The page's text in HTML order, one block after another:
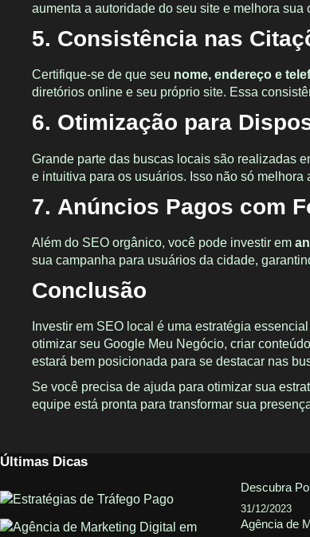
aumenta a autoridade do seu site e melhora
5. Consistência nas
Certifique-se de que seu nome, endereço e
diretórios online e seu próprio site. Essa
6. Otimização para
Grande parte das buscas locais são realizadas
e intuitiva para os usuários. Isso não só
7. Anúncios Pagos com
Além do SEO orgânico, você pode investir em
sua campanha para usuários da cidade,
Conclusão
Investir em SEO local é uma estratégia
otimizar seu Google Meu Negócio, criar
estará bem posicionada para se destacar nas
Se você precisa de ajuda para otimizar sua
equipe está pronta para transformar sua
Últimas Dicas
Descubra
31/12/2023
Agência de